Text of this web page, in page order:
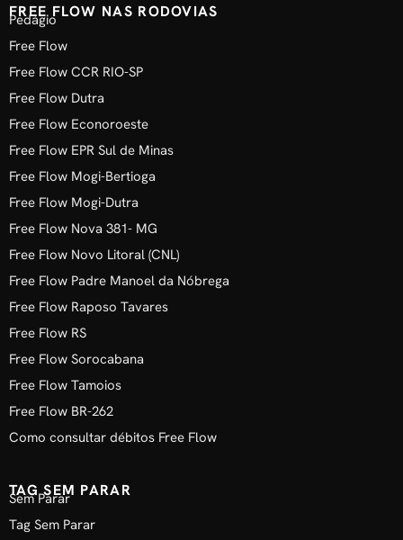
FREE FLOW NAS RODOVIAS
Pedágio
Free Flow
Free Flow CCR RIO-SP
Free Flow Dutra
Free Flow Econoroeste
Free Flow EPR Sul de Minas
Free Flow Mogi-Bertioga
Free Flow Mogi-Dutra
Free Flow Nova 381- MG
Free Flow Novo Litoral (CNL)
Free Flow Padre Manoel da Nóbrega
Free Flow Raposo Tavares
Free Flow RS
Free Flow Sorocabana
Free Flow Tamoios
Free Flow BR-262
Como consultar débitos Free Flow
TAG SEM PARAR
Sem Parar
Tag Sem Parar